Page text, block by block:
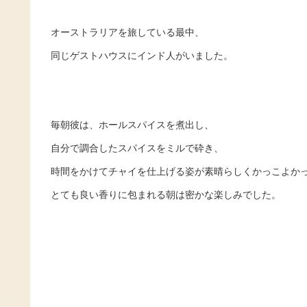
オーストラリアを旅している最中、
同じゲストハウスにインド人がいました。
毎朝彼は、ホールスパイスを煮出し、
自分で調合したスパイスをミルで砕き、
時間をかけてチャイを仕上げる姿が素晴らしくかっこよか
とても良い香りに包まれる朝は密かな楽しみでした。